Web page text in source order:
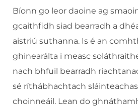
Bíonn go leor daoine ag
gcaithfidh siad bearradh a
aistriú suthanna. Is é an
ghinearálta i measc
nach bhfuil bearradh
sé ríthábhachtach
choinneáil. Lean do